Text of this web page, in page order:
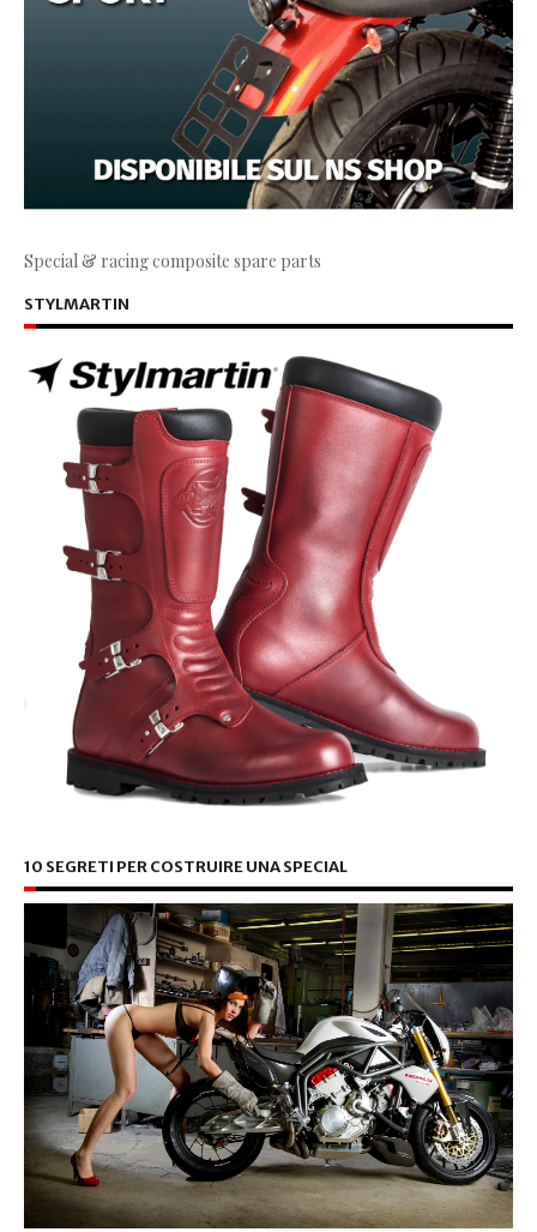
Special & racing composite spare parts
STYLMARTIN
10 SEGRETI PER COSTRUIRE UNA SPECIAL